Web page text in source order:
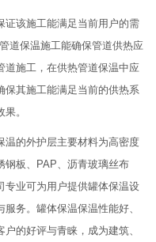
证该施工能满足当前用户的需
道保温施工能确保管道供热应
道施工，在供热管道保温中应
保其施工能满足当前的供热系
。
温的外护层主要材料为高密度
钢板、PAP、沥青玻璃丝布
专业可为用户提供罐体保温设
务。罐体保温保温性能好、
的好评与青睐，成为建筑、